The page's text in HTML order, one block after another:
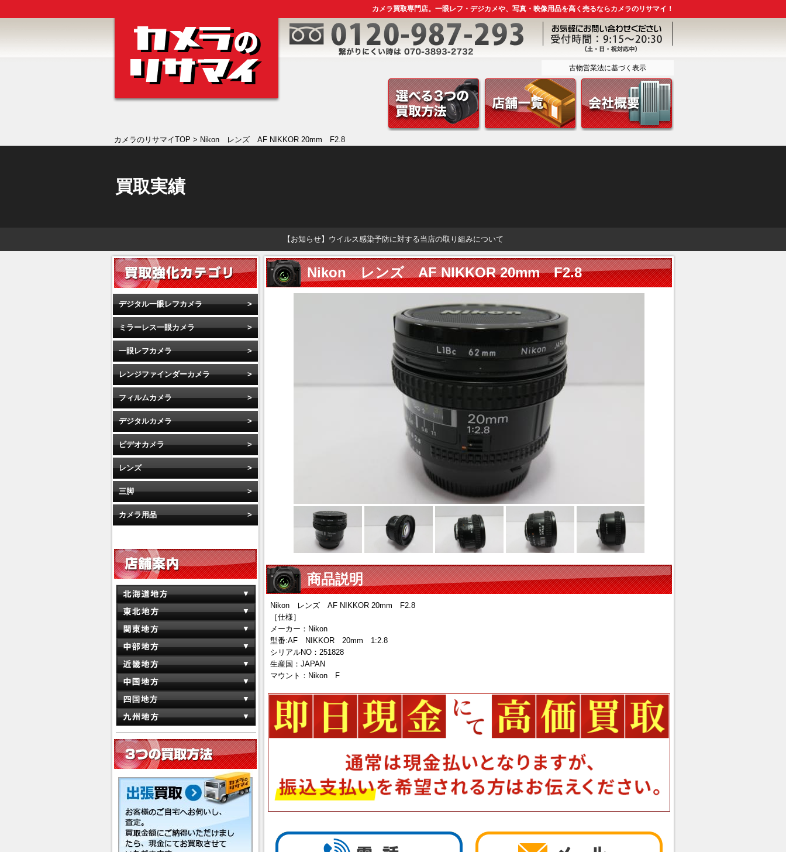
カメラ買取専門店。一眼レフ・デジカメや、写真・映像用品を高く売るならカメラのリサマイ！
古物営業法に基づく表示
カメラのリサマイTOP > Nikon レンズ AF NIKKOR 20mm F2.8
買取実績
【お知らせ】ウイルス感染予防に対する当店の取り組みについて
Nikon レンズ AF NIKKOR 20mm F2.8
商品説明
Nikon レンズ AF NIKKOR 20mm F2.8
［仕様］
メーカー：Nikon
型番:AF NIKKOR 20mm 1:2.8
シリアルNO：251828
生産国：JAPAN
マウント：Nikon F
デジタル一眼レフカメラ
ミラーレス一眼カメラ
一眼レフカメラ
レンジファインダーカメラ
フィルムカメラ
デジタルカメラ
ビデオカメラ
レンズ
三脚
カメラ用品